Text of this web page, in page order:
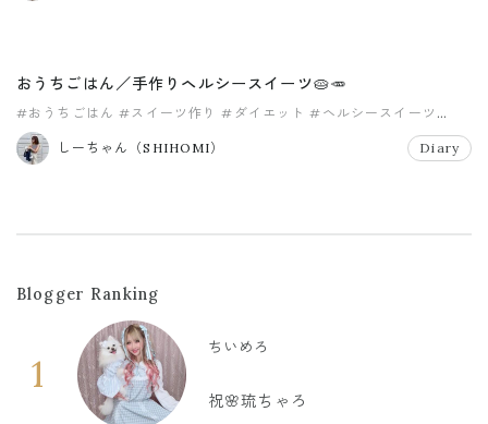
おうちごはん／手作りヘルシースイーツ🥧🥕
#おうちごはん #スイーツ作り #ダイエット #ヘルシースイーツ
#生漢煎
しーちゃん（SHIHOMI）
Diary
Blogger Ranking
1
ちいめろ
祝🌸琉ちゃろ